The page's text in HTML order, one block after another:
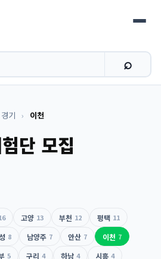
경기 › 이천
단 모집
고양 13 부천 12 평택 11
8 남양주 7 안산 7 이천 7
5 구리 4 하남 4 시흥 4